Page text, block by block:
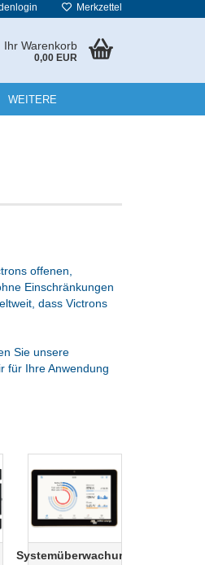
Merkzettel
Ihr Warenkorb
0,00 EUR
WEITERE
offenen,
Einschränkungen
dass Victrons
Sie unsere
für Ihre Anwendung
Systemüberwachung